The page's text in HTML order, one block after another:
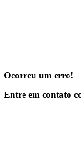
Ocorreu um erro!
Entre em contato